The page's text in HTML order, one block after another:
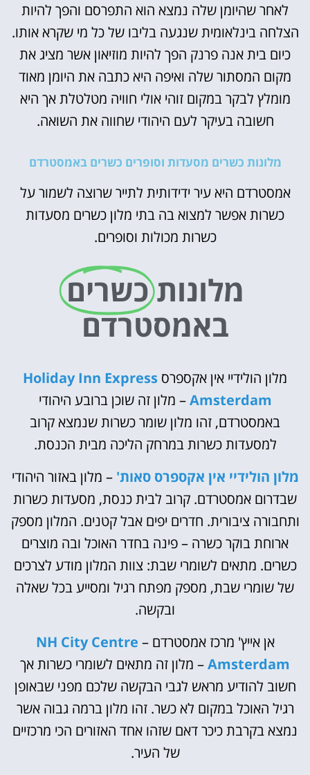
לאחר שהיומן שלה נמצא הוא התפרסם והפך להיות
הצלחה בינלאומית שנגעה בליבו של כל מי שקרא אותו.
כיום בית אנה פרנק הפך להיות מוזיאון אשר מציג את
מקום המסתור שלה ואיפה היא כתבה את היומן מאוד
מומלץ לבקר במקום זוהי אולי חוויה מטלטלת אך היא
חשובה בעיקר לעם היהודי שחווה את השואה.
מלונות כשרים מסעדות וסופרים כשרים באמסטרדם
אמסטרדם היא עיר ידידותית לתייר שרוצה לשמור על
כשרות אפשר למצוא בה בתי מלון כשרים מסעדות
כשרות מכולות וסופרים.
מלונותכשרים
באמסטרדם
מלון הולידיי אין אקספרס Holiday Inn Express
Amsterdam– מלון זה שוכן ברובע היהודי
באמסטרדם, זהו מלון שומר כשרות שנמצא קרוב
למסעדות כשרות במרחק הליכה מבית הכנסת.
מלון הולידיי אין אקספרס סאות' – מלון באזור היהודי
שבדרום אמסטרדם. קרוב לבית כנסת, מסעדות כשרות
ותחבורה ציבורית. חדרים יפים אבל קטנים. המלון מספק
ארוחת בוקר כשרה – פינה בחדר האוכל ובה מוצרים
כשרים. מתאים לשומרי שבת: צוות המלון מודע לצרכים
של שומרי שבת, מספק מפתח רגיל ומסייע בכל שאלה
ובקשה.
אן אייץ' מרכז אמסטרדם – NH City Centre
Amsterdam– מלון זה מתאים לשומרי כשרות אך
חשוב להודיע מראש לגבי הבקשה שלכם מפני שבאופן
רגיל האוכל במקום לא כשר. זהו מלון ברמה גבוה אשר
נמצא בקרבת כיכר דאם שזהו אחד האזורים הכי מרכזיים
של העיר.